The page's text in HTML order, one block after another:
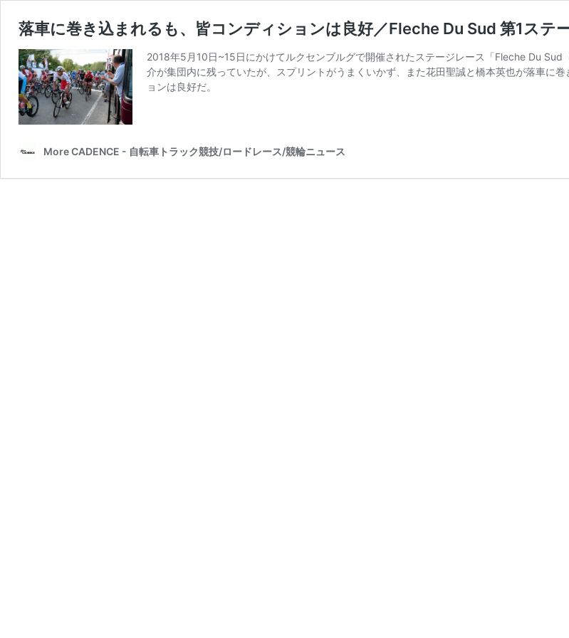
落車に巻き込まれるも、皆コンディションは良好／Fleche Du Sud 第1ステ
2018年5月10日~15日にかけてルクセンブルグで開催されたステージレース「Fleche Du
介が集団内に残っていたが、スプリントがうまくいかず、また花田聖誠と橋本英也が落車に
ョンは良好だ。
More CADENCE - 自転車トラック競技/ロードレース/競輪ニュース